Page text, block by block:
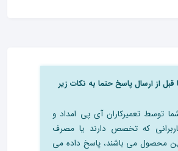
قبل از ارسال پاسخ حتما به نکات زیر
توسط تعمیرکاران آی پی امداد و
که تخصص دارند یا مصرف
محصول می باشند، پاسخ داده می